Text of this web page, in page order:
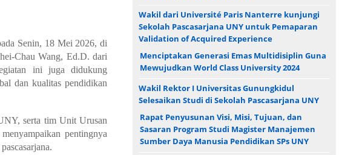
Senin, 18 Mei 2026, di
Chau Wang, Ed.D. dari
ini juga didukung
dan kualitas pendidikan
serta tim Unit Urusan
pentingnya
Wakil dari Université Paris Nanterre kunjungi
Sekolah Pascasarjana UNY untuk Pemaparan
Validation of Acquired Experience
Menciptakan Generasi Emas Multidisiplin Guna
Mewujudkan World Class University 2024
Wakil Rektor I Universitas Gunungkidul
Selesaikan Studi di Sekolah Pascasarjana UNY
Rapat Penyusunan Visi, Misi, Tujuan, dan
Sasaran Program Studi Magister Manajemen
Sumber Daya Manusia Pendidikan SPs UNY